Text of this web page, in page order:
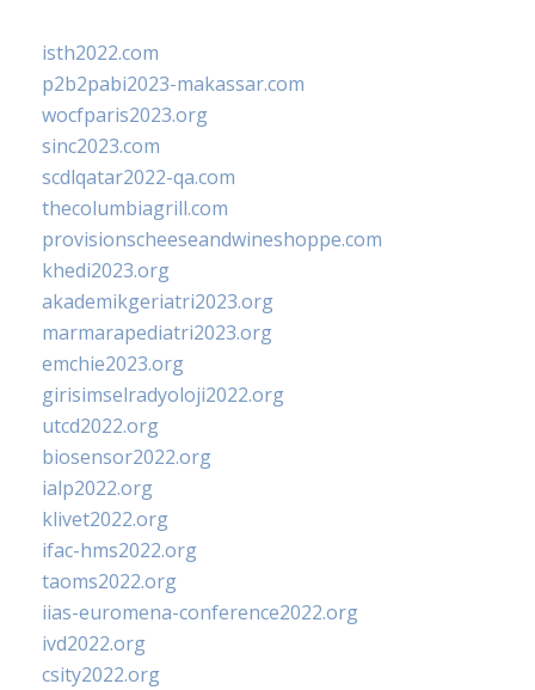
isth2022.com
p2b2pabi2023-makassar.com
wocfparis2023.org
sinc2023.com
scdlqatar2022-qa.com
thecolumbiagrill.com
provisionscheeseandwineshoppe.com
khedi2023.org
akademikgeriatri2023.org
marmarapediatri2023.org
emchie2023.org
girisimselradyoloji2022.org
utcd2022.org
biosensor2022.org
ialp2022.org
klivet2022.org
ifac-hms2022.org
taoms2022.org
iias-euromena-conference2022.org
ivd2022.org
csity2022.org